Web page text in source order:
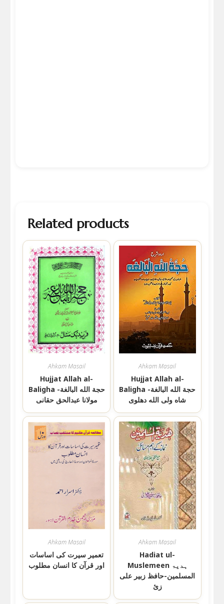
Related products
Ahkam Masail
Hujjat Allah al-
Baligha حجة الله البالغة-
مولانا عبدالحق حقانی
Ahkam Masail
Hujjat Allah al-
Baligha حجة الله البالغة-
شاه ولی الله دهلوی
Ahkam Masail
تعمیر سیرت کی اساسات
اور قرآن کا انسان مطلوب
Ahkam Masail
Hadiat ul-
Muslemeen ہدیۃ
المسلمین-حافظ زبیر علی
زئ